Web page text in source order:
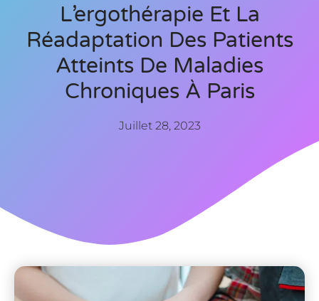
L’ergothérapie Et La
Réadaptation Des Patients
Atteints De Maladies
Chroniques À Paris
Juillet 28, 2023